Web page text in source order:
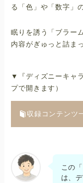
る「色」や「数字」
眠りを誘う「ブラー
内容がぎゅっと詰ま
▼『ディズニーキャ
プで開きます）
収録コンテンツ
この
は、